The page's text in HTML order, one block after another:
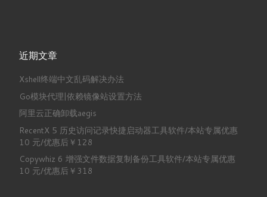
近期文章
Xshell终端中文乱码解决办法
Go模块代理|依赖镜像站设置方法
阿里云正确卸载aegis
RecentX 5 历史访问记录快捷启动器工具软件/本站专属优惠
10 元/优惠后￥128
Copywhiz 6 增强文件数据复制备份工具软件/本站专属优惠
10 元/优惠后￥318